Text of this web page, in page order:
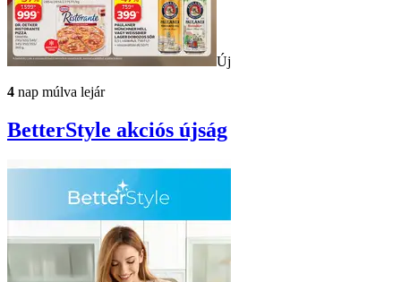
Új
4 nap múlva lejár
BetterStyle akciós újság